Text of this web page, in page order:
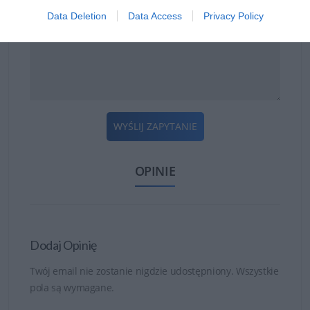
Data Deletion Data Access Privacy Policy
WYŚLIJ ZAPYTANIE
OPINIE
Dodaj Opinię
Twój email nie zostanie nigdzie udostępniony. Wszystkie
pola są wymagane.